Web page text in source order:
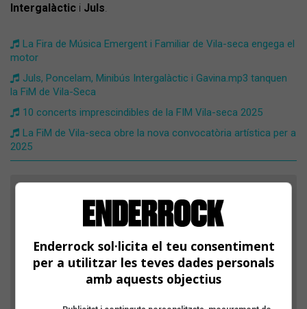
Intergalàctic i Juls.
​La Fira de Música Emergent i Familiar de Vila-seca engega el
motor
Juls, Poncelam, Minibús Intergalàctic i Gavina.mp3 tanquen
la FiM de Vila-Seca
10 concerts imprescindibles de la FIM Vila-seca 2025
La FiM de Vila-seca obre la nova convocatòria artística per a
2025
FES EL TEU COMENTARI
Títol
Enderrock sol·licita el teu consentiment
per a utilitzar les teves dades personals
amb aquests objectius